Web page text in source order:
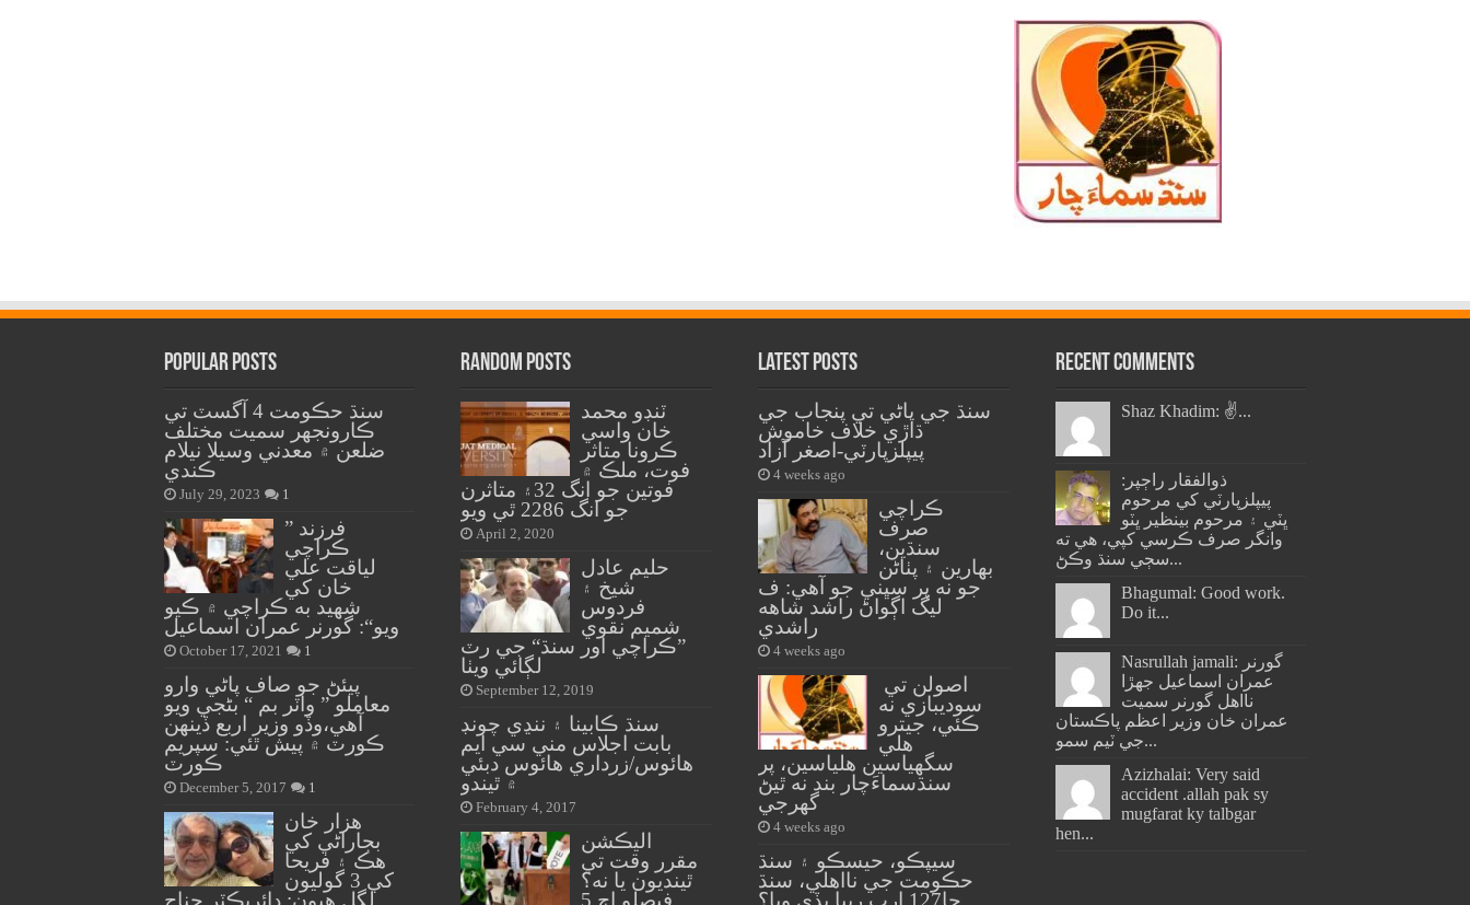
Popular Posts
سنڌ حڪومت 4 آگسٽ تي
ڪارونجهر سميت مختلف
ضلعن ۾ معدني وسيلا نيلام
ڪندي
July 29, 2023 1
” فرزند
ڪراچي
لياقت علي
خان کي
شهيد به ڪراچي ۾ ڪيو
ويو“: گورنر عمران اسماعيل
October 17, 2021 1
پيئڻ جو صاف پاڻي وارو
معاملو ” واٽر بم “ بڻجي ويو
آهي،وڏو وزير اربع ڏينهن
ڪورٽ ۾ پيش ٿئي: سپريم
ڪورٽ
December 5, 2017 1
هزار خان
بجاراڻي کي
هڪ ۽ فريحا
کي 3 گوليون
لڳل هيون: ڊائريڪٽر جناح
Random Posts
ٽنڊو محمد
خان واسي
ڪرونا متاثر
فوت، ملڪ ۾
فوتين جو انگ 32۽ متاثرن
جو انگ 2286 ٿي ويو
April 2, 2020
حليم عادل
شيخ ۽
فردوس
شميم نقوي
”ڪراچي اور سنڌ“ جي رٽ
لڳائي ويٺا
September 12, 2019
سنڌ ڪابينا ۽ ننڍي چونڊ
بابت اجلاس مني سي ايم
هائوس/زرداري هائوس دبئي
۾ ٿيندو
February 4, 2017
اليڪشن
مقرر وقت تي
ٿينديون يا نه؟
فيصلو اڄ 5
Latest Posts
سنڌ جي پاڻي تي پنجاب جي
ڌاڙي خلاف خاموش
پيپلزپارٽي-اصغر آزاد
4 weeks ago
ڪراچي
صرف
سنڌين،
بهارين ۽ پٺاڻن
جو نه پر سڀني جو آهي: ف
ليگ اڳواڻ راشد شاهه
راشدي
4 weeks ago
سوديبازي نه
ڪئي، جيترو
هلي
سگهياسين هلياسين، پر
سنڌسماءَچار بند نه ٿيڻ
گهرجي
4 weeks ago
سيپڪو، حيسڪو ۽ سنڌ
حڪومت جي نااهلي، سنڌ
جا127 ارب رپيا ٻڏي ويا؟
Recent Comments
Shaz Khadim: ✌️...
ذوالفقار راڄپر:
پيپلزپارٽي کي مرحوم
ڀٽي ۽ مرحوم بينظير ڀٽو
وانگر صرف ڪرسي کپي، هي ته
سڄي سنڌ وڪڻ...
Bhagumal: Good work.
Do it...
Nasrullah jamali: گورنر
عمران اسماعيل جھڙا
نااهل گورنر سميت
عمران خان وزير اعظم پاڪستان
جي ٽيم سمو...
Azizhalai: Very said
accident .allah pak sy
mugfarat ky talbgar
hen...